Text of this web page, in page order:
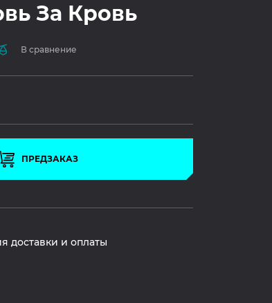
За Кровь
В сравнение
ПРЕДЗАКАЗ
доставки и оплаты